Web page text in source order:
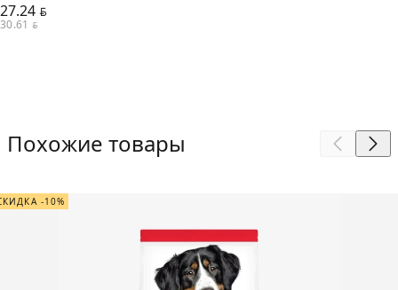
27.24 BYN
30.61 BYN
Похожие товары
-10%